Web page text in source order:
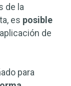
de la
es posible
de
para